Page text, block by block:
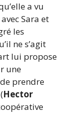
a vu
Sara et
les
ne s’agit
lui propose
une
prendre
Hector